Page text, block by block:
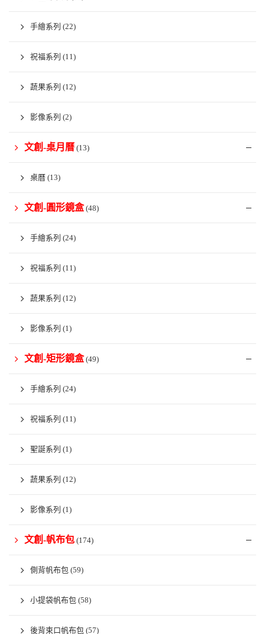
手繪系列 (22)
祝福系列 (11)
蔬果系列 (12)
影像系列 (2)
文創-桌月曆 (13)
桌曆 (13)
文創-圓形鏡盒 (48)
手繪系列 (24)
祝福系列 (11)
蔬果系列 (12)
影像系列 (1)
文創-矩形鏡盒 (49)
手繪系列 (24)
祝福系列 (11)
聖誕系列 (1)
蔬果系列 (12)
影像系列 (1)
文創-帆布包 (174)
側背帆布包 (59)
小提袋帆布包 (58)
後背束口帆布包 (57)